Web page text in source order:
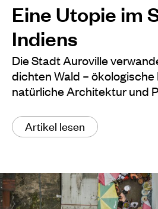
Eine Utopie im
Indiens
Die Stadt Auroville
dichten Wald –
natürliche Architektur und
Artikel lesen